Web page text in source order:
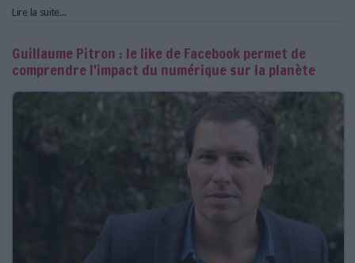
Lire la suite...
Guillaume Pitron : le like de Facebook permet de
comprendre l'impact du numérique sur la planète